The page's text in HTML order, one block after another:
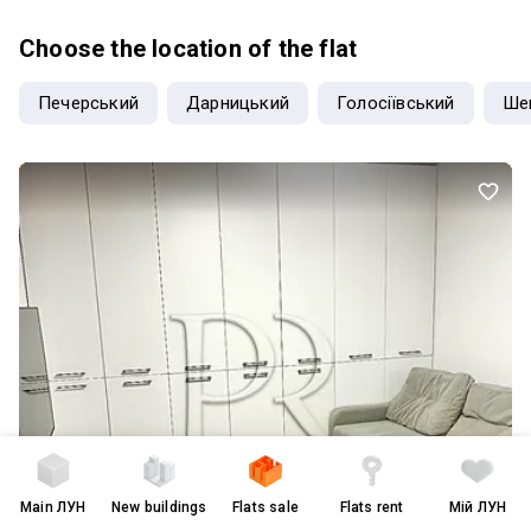
який район міста. Запрошуємо на перегляди! ID: 92041
Choose the location of the flat
Печерський Дарницький Голосіївський
MainЛУН New buildings Flats sale Flats rent Мій ЛУН